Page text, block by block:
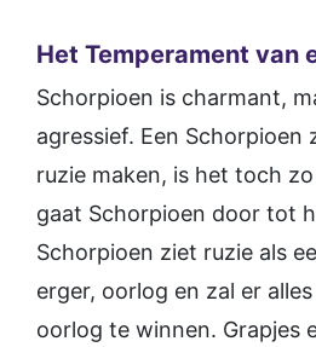
Het Temperament van
Schorpioen is charmant,
agressief. Een Schorpioen
ruzie maken, is het toch
gaat Schorpioen door tot
Schorpioen ziet ruzie als
erger, oorlog en zal er
oorlog te winnen. Grapjes